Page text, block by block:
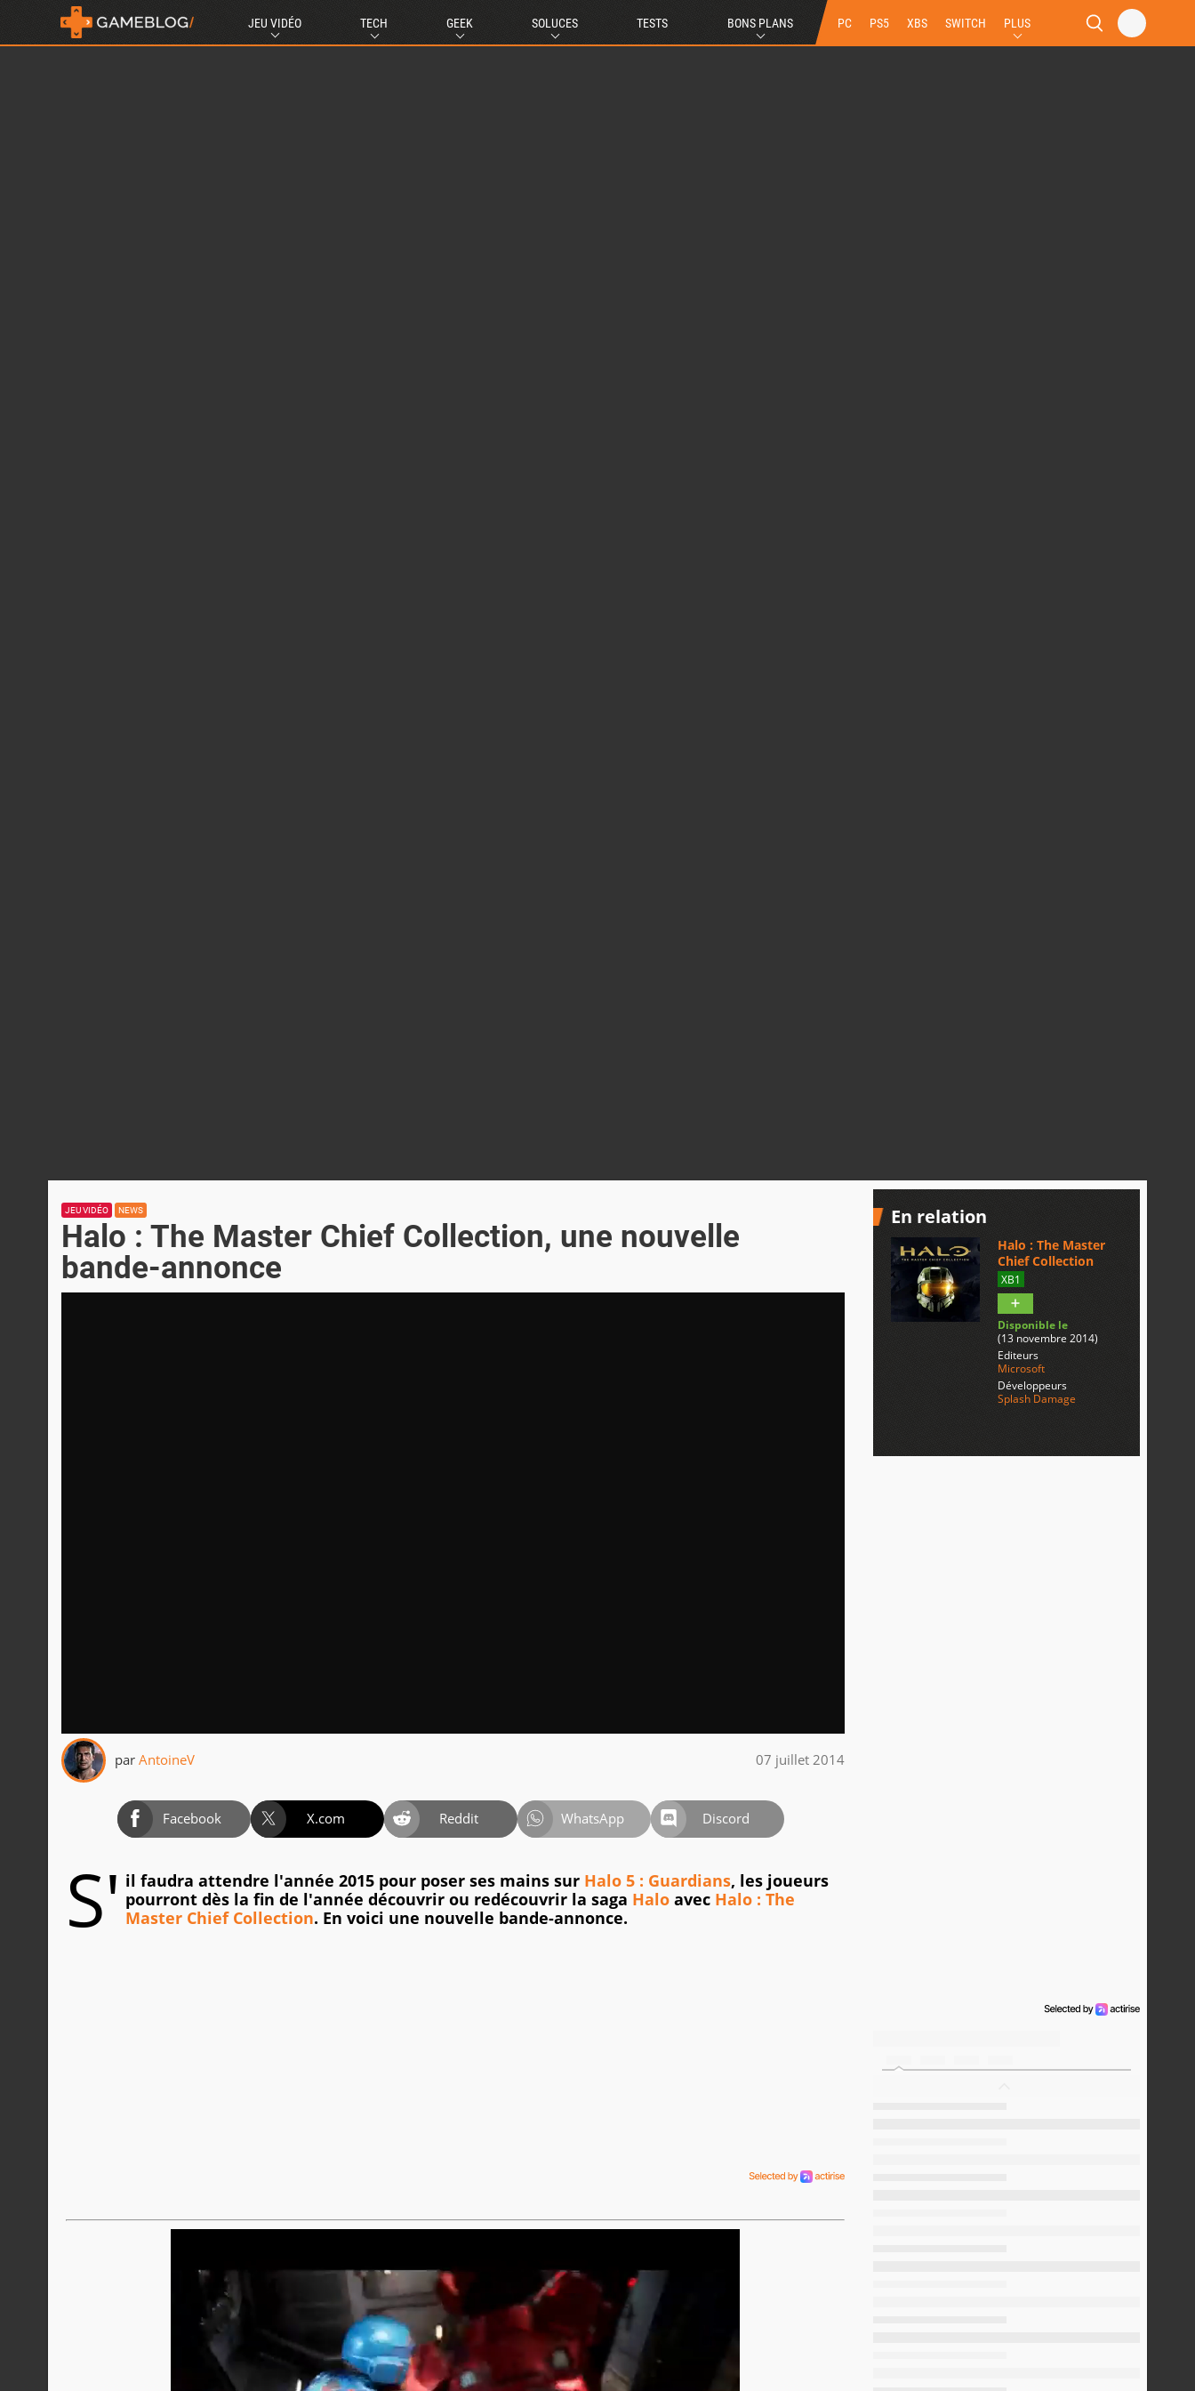
JEU VIDÉO TECH GEEK SOLUCES TESTS BONS PLANS PC PS5 XBS SWITCH PLUS
JEU VIDÉO NEWS
Halo : The Master Chief Collection, une nouvelle
bande-annonce
par AntoineV 07 juillet 2014
Facebook X.com Reddit WhatsApp Discord
S' il faudra attendre l'année 2015 pour poser ses mains sur Halo 5 : Guardians, les joueurs
pourront dès la fin de l'année découvrir ou redécouvrir la saga Halo avec Halo : The
Master Chief Collection. En voici une nouvelle bande-annonce.
En relation
Halo : The Master
Chief Collection
XB1
Disponible le
(13 novembre 2014)
Editeurs
Microsoft
Développeurs
Splash Damage